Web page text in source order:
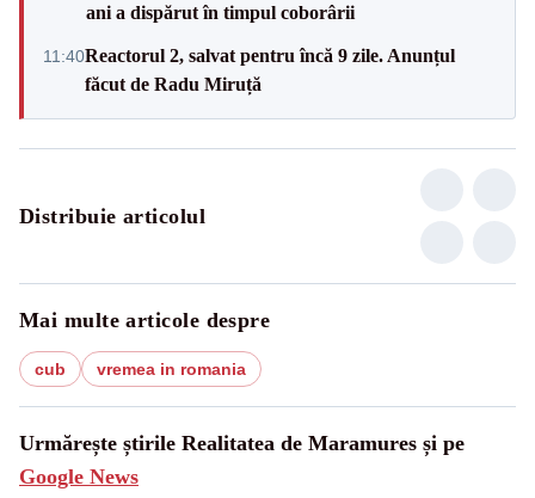
ani a dispărut în timpul coborârii
11:40Reactorul 2, salvat pentru încă 9 zile. Anunțul
făcut de Radu Miruță
Distribuie articolul
Mai multe articole despre
cub vremea in romania
Urmărește știrile Realitatea de Maramures și pe
Google News